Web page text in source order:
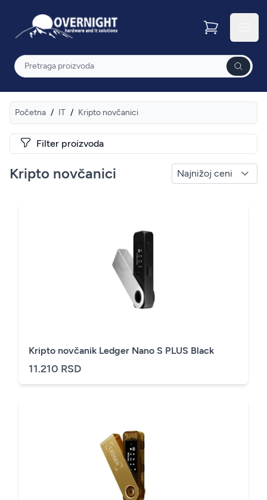
Overnight
Pretraga
Početna / IT / Kripto novčanici
Filter proizvoda
Kripto novčanici
Kripto novčanik Ledger Nano S PLUS Black
11.210 RSD